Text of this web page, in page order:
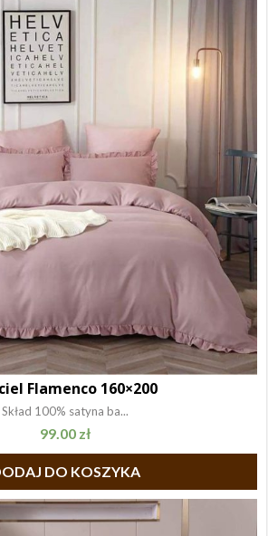
Flamenco 160×200
Skład 100% satyna ba...
99.00 zł
DO KOSZYKA